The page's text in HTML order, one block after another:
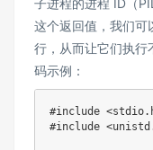
子进程的进程 ID（
这个返回值，我们可
行，从而让它们执行
码示例：
#include
#include